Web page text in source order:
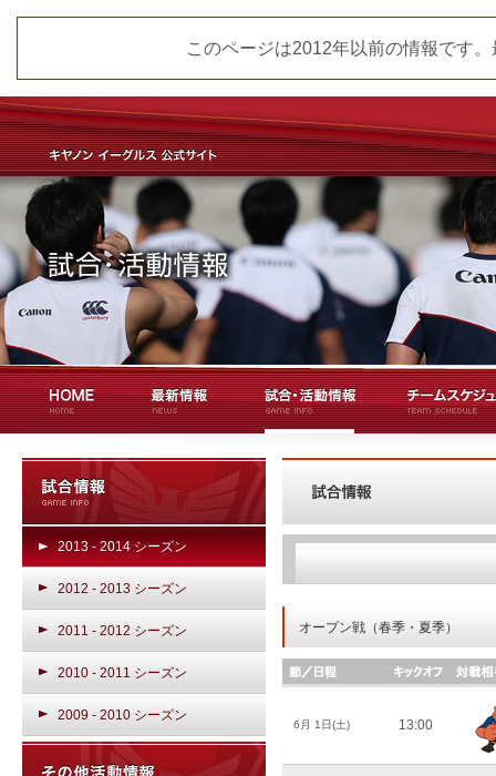
このページは2012年以前の情報です
2013 - 2014 シーズン
2012 - 2013 シーズン
2011 - 2012 シーズン
2010 - 2011 シーズン
2009 - 2010 シーズン
オープン戦（春季・夏季）
6月 1日(土) 13:00